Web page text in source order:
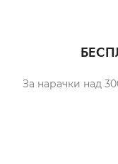
За нарачки над